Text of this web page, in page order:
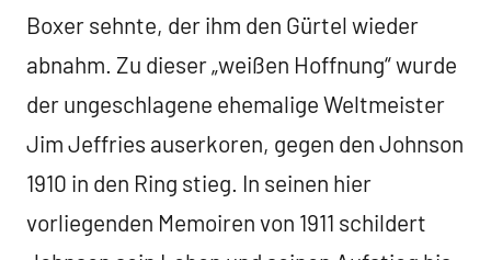
Boxer sehnte, der ihm den Gürtel wieder
abnahm. Zu dieser „weißen Hoffnung“ wurde
der ungeschlagene ehemalige Weltmeister
Jim Jeffries auserkoren, gegen den Johnson
1910 in den Ring stieg. In seinen hier
vorliegenden Memoiren von 1911 schildert